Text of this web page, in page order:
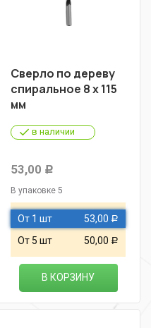
Сверло по дереву
спиральное 8 х 115
мм
в наличии
53,00 Р
В упаковке 5
От 1 шт 53,00 Р
От 5 шт 50,00 Р
В КОРЗИНУ